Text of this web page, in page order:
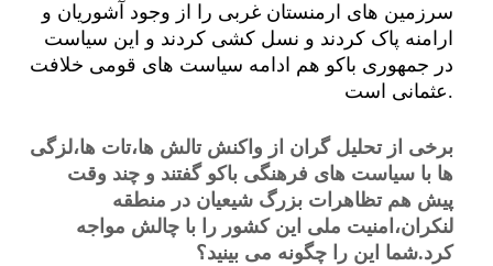
سرزمین های ارمنستان غربی را از وجود آشوریان و
ارامنه پاک کردند و نسل کشی کردند و این سیاست
در جمهوری باکو هم ادامه سیاست های قومی خلافت
عثمانی است.
برخی از تحلیل گران از واکنش تالش ها،تات ها،لزگی
ها با سیاست های فرهنگی باکو گفتند و چند وقت
پیش هم تظاهرات بزرگ شیعیان در منطقه
لنکران،امنیت ملی این کشور را با چالش مواجه
کرد.شما این را چگونه می بینید؟